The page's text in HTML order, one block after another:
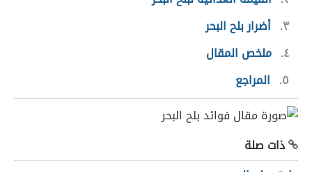
٣ أضرار بلح البحر
٤ ملخص المقال
٥
المراجع
ذات صلة